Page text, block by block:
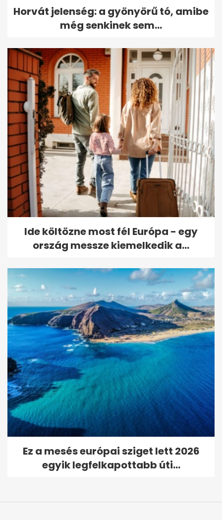
Horvát jelenség: a gyönyörű tó, amibe
még senkinek sem...
Ide költözne most fél Európa - egy
ország messze kiemelkedik a...
Ez a mesés európai sziget lett 2026
egyik legfelkapottabb úti...